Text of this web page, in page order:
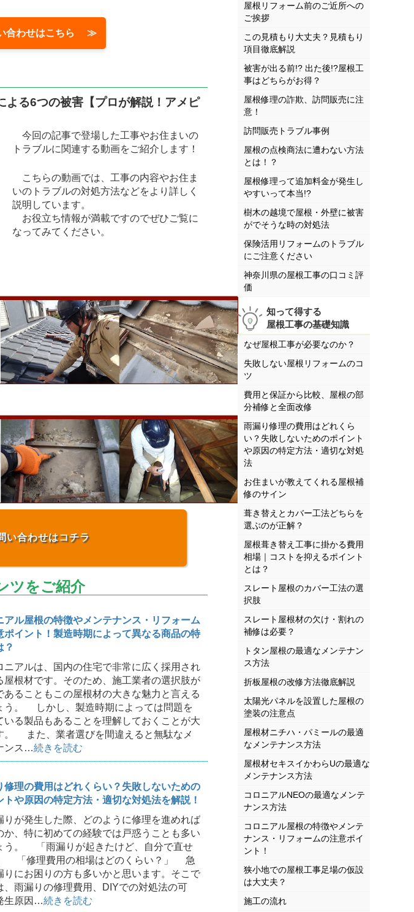
合わせはこちら ≫
よる6つの被害【プロが解説！アメピ
今回の記事で登場した工事やお住まいの
トラブルに関連する動画をご紹介します！
こちらの動画では、工事の内容やお住ま
いのトラブルの対処方法などをより詳しく
説明しています。
お役立ち情報が満載ですのでぜひご覧に
なってみてください。
い合わせはコチラ
ツをご紹介
アル屋根の特徴やメンテナンス・リフォーム
ポイント！製造時期によって異なる商品の特
？
アルは、国内の住宅で非常に広く採用され
屋根材です。そのため、施工業者の選択肢が
あることもこの屋根材の大きな魅力と言える
う。 しかし、製造時期によっては問題を
いる製品もあることを理解しておくことが大
。 また、業者選びを間違えると無駄なメ
ンス…続きを読む
修理の費用はどれくらい？失敗しないための
トや原因の特定方法・適切な対処法を解説！
が発生した際、どのように修理を進めれば
か、特に初めての経験では戸惑うことも多い
う。 「雨漏りが起きたけど、自分で直せ
「修理費用の相場はどのくらい？」 急
りにお困りの方も多いかと思います。そこで
、雨漏りの修理費用、DIYでの対処法の可
生原因…続きを読む
屋根リフォーム前のご近所への
ご挨拶
この見積もり大丈夫？見積もり
項目徹底解説
被害が出る前!? 出た後!?屋根工
事はどちらがお得？
屋根修理の詐欺、訪問販売に注
意！
訪問販売トラブル事例
屋根の点検商法に遭わない方法
とは！？
屋根修理って追加料金が発生し
やすいって本当!?
樹木の越境で屋根・外壁に被害
がでそうな時の対処法
保険活用リフォームのトラブル
にご注意ください
神奈川県の屋根工事の口コミ評
価
知って得する
屋根工事の基礎知識
なぜ屋根工事が必要なのか？
失敗しない屋根リフォームのコ
ツ
費用と保証から比較、屋根の部
分補修と全面改修
雨漏り修理の費用はどれくら
い？失敗しないためのポイント
や原因の特定方法・適切な対処
法
お住まいが教えてくれる屋根補
修のサイン
葺き替えとカバー工法どちらを
選ぶのが正解？
屋根葺き替え工事に掛かる費用
相場｜コストを抑えるポイント
とは？
スレート屋根のカバー工法の選
択肢
スレート屋根材の欠け・割れの
補修は必要？
トタン屋根の最適なメンテナン
ス方法
折板屋根の改修方法徹底解説
太陽光パネルを設置した屋根の
塗装の注意点
屋根材ニチハ・パミールの最適
なメンテナンス方法
屋根材セキスイかわらUの最適な
メンテナンス方法
コロニアルNEOの最適なメンテ
ナンス方法
コロニアル屋根の特徴やメンテ
ナンス・リフォームの注意ポイ
ント！
狭小地での屋根工事足場の仮設
は大丈夫？
施工の流れ